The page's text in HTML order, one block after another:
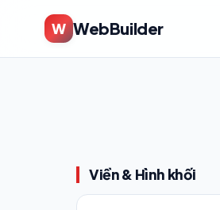
W WebBuilder
Viền & Hình khối